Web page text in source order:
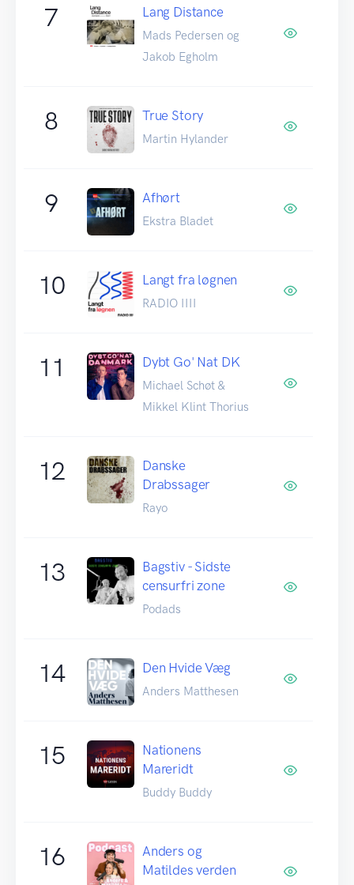
7 Lang Distance
Mads Pedersen og
Jakob Egholm
8 True Story
Martin Hylander
9 Afhørt
Ekstra Bladet
10 Langt fra løgnen
RADIO IIII
11 Dybt Go' Nat DK
Michael Schøt &
Mikkel Klint Thorius
12
Danske
Drabssager
Rayo
13
Bagstiv - Sidste
censurfri zone
Podads
14 Den Hvide Væg
Anders Matthesen
15
Nationens
Mareridt
Buddy Buddy
16
Anders og
Matildes verden